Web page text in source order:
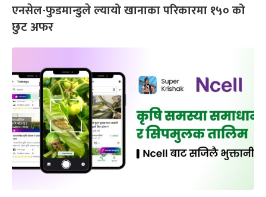
एनसेल-फुडमान्डुले ल्यायो खानाका परिकारमा १५० को
छुट अफर